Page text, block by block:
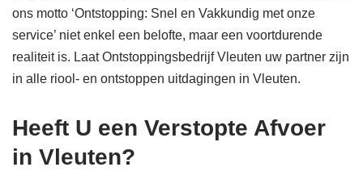
ons motto ‘Ontstopping: Snel en Vakkundig met onze
service’ niet enkel een belofte, maar een voortdurende
realiteit is. Laat Ontstoppingsbedrijf Vleuten uw partner zijn
in alle riool- en ontstoppen uitdagingen in Vleuten.
Heeft U een Verstopte Afvoer
in Vleuten?